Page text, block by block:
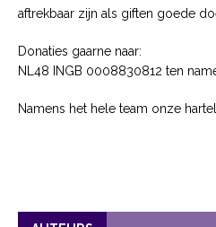
aftrekbaar zijn als giften goede
Donaties gaarne naar:
NL48 INGB 0008830812 ten
Namens het hele team onze